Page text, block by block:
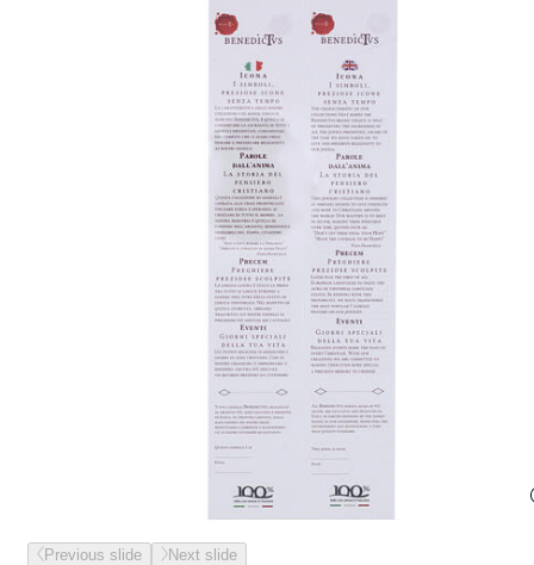
Previous slide Next slide